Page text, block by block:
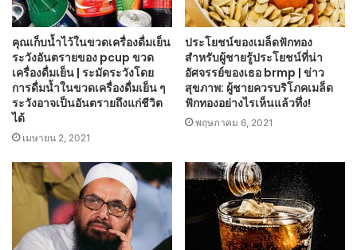
คุณเก็บน้ำไว้ในขวดเครื่องดื่มเย็น
ระวังอันตรายของ pcup ขวด
เครื่องดื่มเย็น | ระมัดระวังโดย
การดื่มน้ำในขวดเครื่องดื่มเย็น ๆ
ระวังอาจเป็นอันตรายถึงแก่ชีวิต
ได้
เมษายน 2, 2021
ประโยชน์ของเมล็ดฟักทอง
สำหรับผู้ชายรู้ประโยชน์ที่น่า
อัศจรรย์ของเธอ brmp | ข่าว
สุขภาพ: ผู้ชายควรบริโภคเมล็ด
ฟักทองอย่างไรเห็นแล้วทึ่ง!
พฤษภาคม 6, 2021